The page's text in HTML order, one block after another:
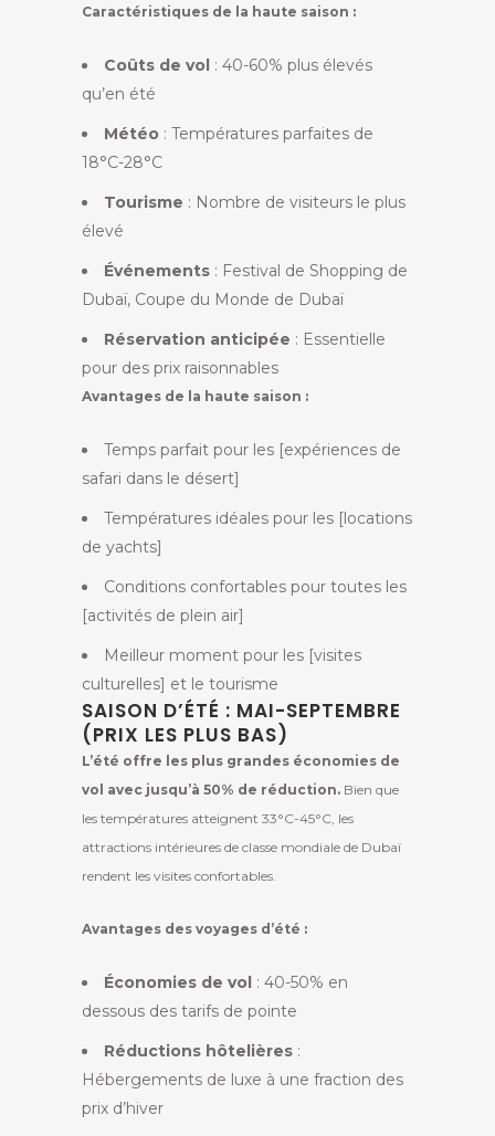
Caractéristiques de la haute saison :
Coûts de vol : 40-60% plus élevés
qu’en été
Météo : Températures parfaites de
18°C-28°C
Tourisme : Nombre de visiteurs le plus
élevé
Événements : Festival de Shopping de
Dubaï, Coupe du Monde de Dubaï
Réservation anticipée : Essentielle
pour des prix raisonnables
Avantages de la haute saison :
Temps parfait pour les [expériences de
safari dans le désert]
Températures idéales pour les [locations
de yachts]
Conditions confortables pour toutes les
[activités de plein air]
Meilleur moment pour les [visites
culturelles] et le tourisme
SAISON D’ÉTÉ : MAI-SEPTEMBRE
(PRIX LES PLUS BAS)
L’été offre les plus grandes économies de
vol avec jusqu’à 50% de réduction. Bien que
les températures atteignent 33°C-45°C, les
attractions intérieures de classe mondiale de Dubaï
rendent les visites confortables.
Avantages des voyages d’été :
Économies de vol : 40-50% en
dessous des tarifs de pointe
Réductions hôtelières :
Hébergements de luxe à une fraction des
prix d’hiver